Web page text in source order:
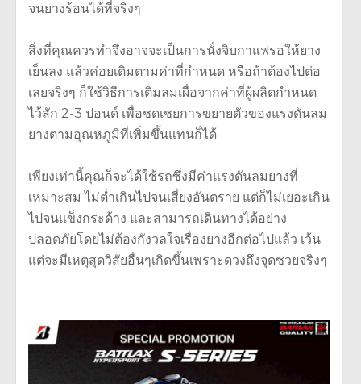
จนยางร้อนได้ที่จริงๆ
สิ่งที่คุณควรทำจึงอาจจะเป็นการนั่งจิบกาแฟรอให้ยาง
เย็นลง แล้วค่อยเติมตามค่าที่กำหนด หรือถ้าต้องไปต่อ
เลยจริงๆ ก็ใช้วิธีการเติมลมเผื่อจากค่าที่ผู้ผลิตกำหนด
ไว้สัก 2-3 ปอนด์ เพื่อชดเชยการขยายตัวของแรงดันลม
ยางตามอุณหภูมิที่เพิ่มขึ้นแทนก็ได้
เพียงเท่านี้คุณก็จะได้ใช้รถซึ่งมีค่าแรงดันลมยางที่
เหมาะสม ไม่ต่ำเกินไปจนเสี่ยงอันตราย แต่ก็ไม่เยอะเกิน
ไปจนแข็งกระด้าง และสามารถเดินทางได้อย่าง
ปลอดภัยโดยไม่ต้องกังวลใจเรื่องยางอีกต่อไปแล้ว เว้น
แต่จะมีเหตุสุดวิสัยอื่นๆเกิดขึ้นเพราะดวงถึงจุดซวยจริงๆ